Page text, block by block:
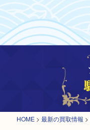
HOME > 最新の買取情報 >